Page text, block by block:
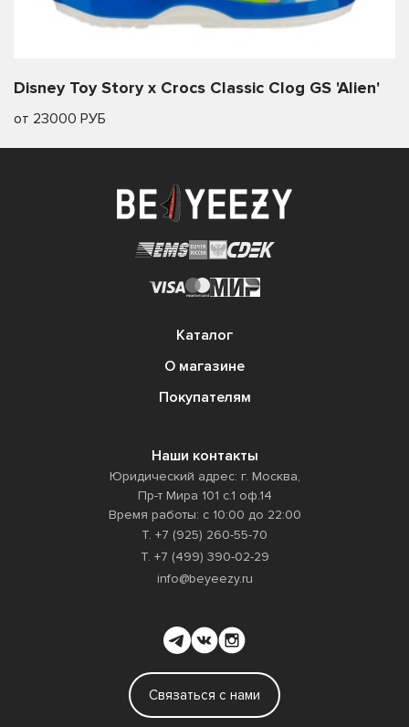
Disney Toy Story x Crocs Classic Clog GS 'Alien'
от 23000 РУБ
Каталог
О магазине
Покупателям
Наши контакты
Юридический адрес: г. Москва,
Пр-т Мира 101 с.1 оф.14
Время работы: с 10:00 до 22:00
Т. +7 (925) 260-55-70
Т. +7 (499) 390-02-29
info@beyeezy.ru
Связаться с нами